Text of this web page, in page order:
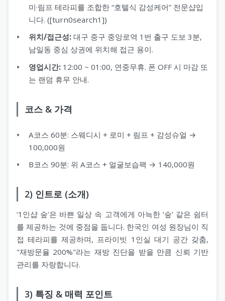
미·림프 테라피를 조합한 “호텔식 감성케어” 전문샵입
니다. ([turn0search1])
위치/접근성: 대구 중구 중앙로역 1번 출구 도보 3분,
남일동 중심 상권에 위치해 접근 용이.
영업시간: 12:00 ~ 01:00, 연중무휴. 폰 OFF 시 마감 또
는 랜덤 휴무 안내.
코스 & 가격
A코스 60분: 스웨디시 + 로미 + 림프 + 감성슈얼 →
100,000원
B코스 90분: 위 A코스 + 얼굴보습팩 → 140,000원
2) 인트로 (소개)
‘1인샵 숲’은 바쁜 일상 속 고객에게 아늑한 ‘숲’ 같은 쉼터
를 제공하는 것에 중점을 둡니다. 한국인 여성 원장님이 직
접 테라피를 제공하며, 프라이빗 1인실 대기 공간 갖춤,
"재방문율 200%"라는 재방 진단을 받을 만큼 신뢰 기반
관리를 자랑합니다.
3) 특징 & 매력 포인트